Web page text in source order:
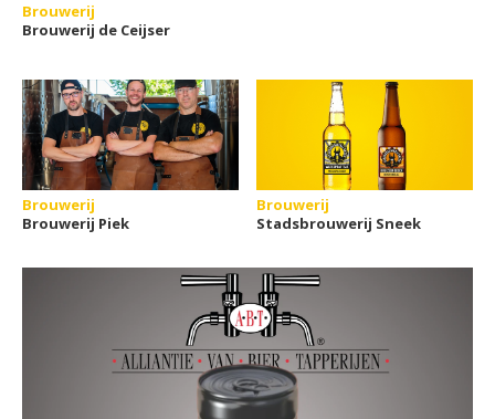
Brouwerij
Brouwerij de Ceijser
Brouwerij
Brouwerij Piek
Brouwerij
Stadsbrouwerij Sneek